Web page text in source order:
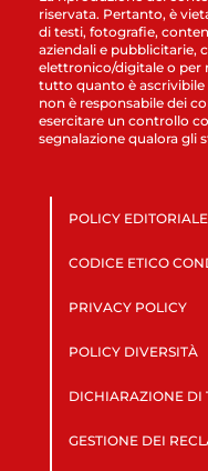
riservata. Pertanto, è
di testi, fotografie,
aziendali e pubblicitarie,
elettronico/digitale o per
tutto quanto è ascrivibile
non è responsabile dei
esercitare un controllo
segnalazione qualora gli
POLICY EDITORIALE
CODICE ETICO
PRIVACY POLICY
POLICY DIVERSITÀ
DICHIARAZIONE DI
GESTIONE DEI